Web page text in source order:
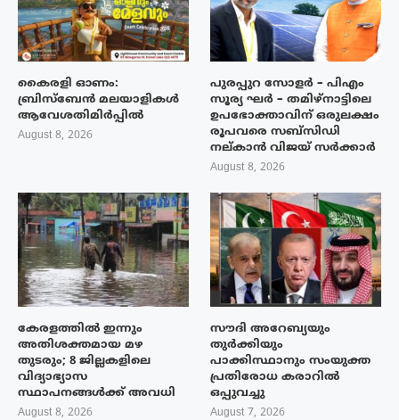
കൈരളി ഓണം:
ബ്രിസ്ബേൻ മലയാളികൾ
ആവേശതിമിർപ്പിൽ
August 8, 2026
പുരപ്പുറ സോളർ – പിഎം
സൂര്യ ഘർ – തമിഴ്നാട്ടിലെ
ഉപഭോക്താവിന് ഒരുലക്ഷം
രൂപവരെ സബ്സിഡി
നല്കാൻ വിജയ് സർക്കാർ
August 8, 2026
കേരളത്തിൽ ഇന്നും
അതിശക്തമായ മഴ
തുടരും; 8 ജില്ലകളിലെ
വിദ്യാഭ്യാസ
സ്ഥാപനങ്ങൾക്ക് അവധി
August 8, 2026
സൗദി അറേബ്യയും
തുർക്കിയും
പാക്കിസ്ഥാനും സംയുക്ത
പ്രതിരോധ കരാറിൽ
ഒപ്പുവച്ചു
August 7, 2026